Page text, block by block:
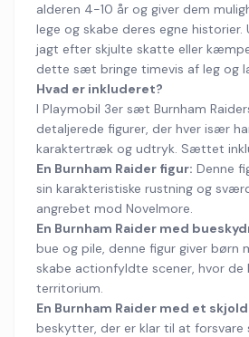
alderen 4-10 år og giver dem
lege og skabe deres egne
jagt efter skjulte skatte eller
dette sæt bringe timevis af leg og
Hvad er inkluderet?
I Playmobil 3er sæt Burnham
detaljerede figurer, der hver især
karaktertræk og udtryk. Sættet
En Burnham Raider figur: Denne
sin karakteristiske rustning og
angrebet mod Novelmore.
En Burnham Raider med
bue og pile, denne figur giver børn
skabe actionfyldte scener, hvor de
territorium.
En Burnham Raider med et
beskytter, der er klar til at forsvare